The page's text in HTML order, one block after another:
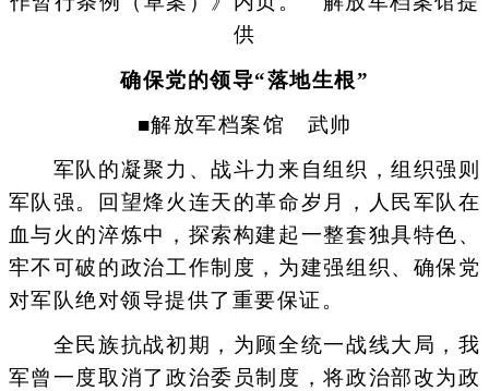
供
确保党的领导“落地生根”
■解放军档案馆 武帅
军队的凝聚力、战斗力来自组织，组织强则
军队强。回望烽火连天的革命岁月，人民军队在
血与火的淬炼中，探索构建起一整套独具特色、
牢不可破的政治工作制度，为建强组织、确保党
对军队绝对领导提供了重要保证。
全民族抗战初期，为顾全统一战线大局，我
军曾一度取消了政治委员制度，将政治部改为政